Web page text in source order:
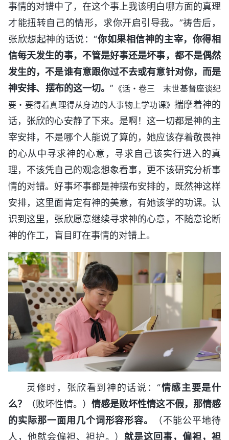
事情的对错中了，在这个事上我该明白哪方面的真理
才能扭转自己的情形，求你开启引导我。”祷告后，
张欣想起神的话说：“你如果相信神的主宰，你得相
信每天发生的事，不管是好事还是坏事，都不是偶然
发生的，不是谁有意跟你过不去或有意针对你，而是
神安排、摆布的这一切。” 《话・卷三 末世基督座谈纪
要・要得着真理得从身边的人事物上学功课》 揣摩着神的
话，张欣的心安静了下来。是啊！这一切都是神的主
宰安排，不是哪个人能说了算的，她应该存着敬畏神
的心从中寻求神的心意，寻求自己该实行进入的真
理，不该凭自己的观念想象看事，更不该研究分析事
情的对错。好事坏事都是神摆布安排的，既然神这样
安排，这里面肯定有神的美意，有她该学的功课。认
识到这里，张欣愿意继续寻求神的心意，不随意论断
神的作工，盲目盯在事情的对错上。
灵修时，张欣看到神的话说：“情感主要是什
么？
（败坏性情。） 情感是败坏性情这不假，那情感
的实际那一面用几个词形容形容。
（不能公平地待
人，他就会偏袒、袒护。） 就是这回事，偏袒，袒